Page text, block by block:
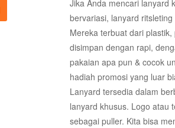
Jika Anda mencari lanyard
bervariasi, lanyard
Mereka terbuat dari
disimpan dengan rapi,
pakaian apa pun & cocok
hadiah promosi yang luar
Lanyard tersedia dalam
lanyard khusus. Logo atau
sebagai puller. Kita bisa